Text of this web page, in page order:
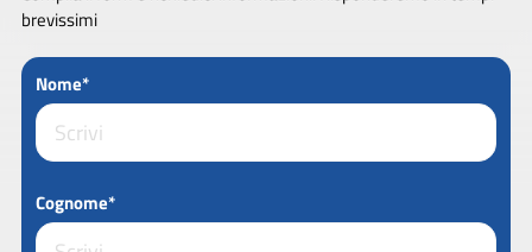
brevissimi
Nome*
Cognome*